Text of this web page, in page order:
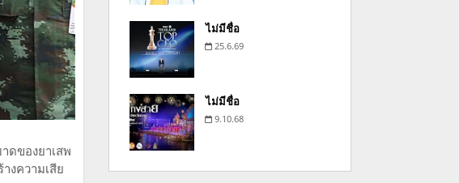
ดของยาเสพ
งความเสีย
ไม่มีชื่อ
25.6.69
ไม่มีชื่อ
9.10.68